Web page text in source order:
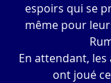
espoirs qui se
même pour
En attendant,
ont joué